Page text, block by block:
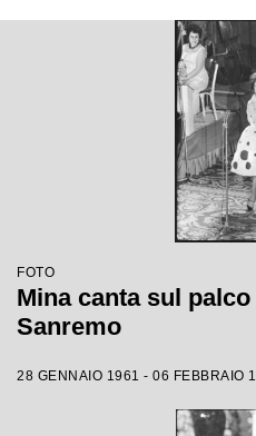
FOTO
Mina canta sul
Sanremo
28 GENNAIO 1961 - 06 FEBBRAIO